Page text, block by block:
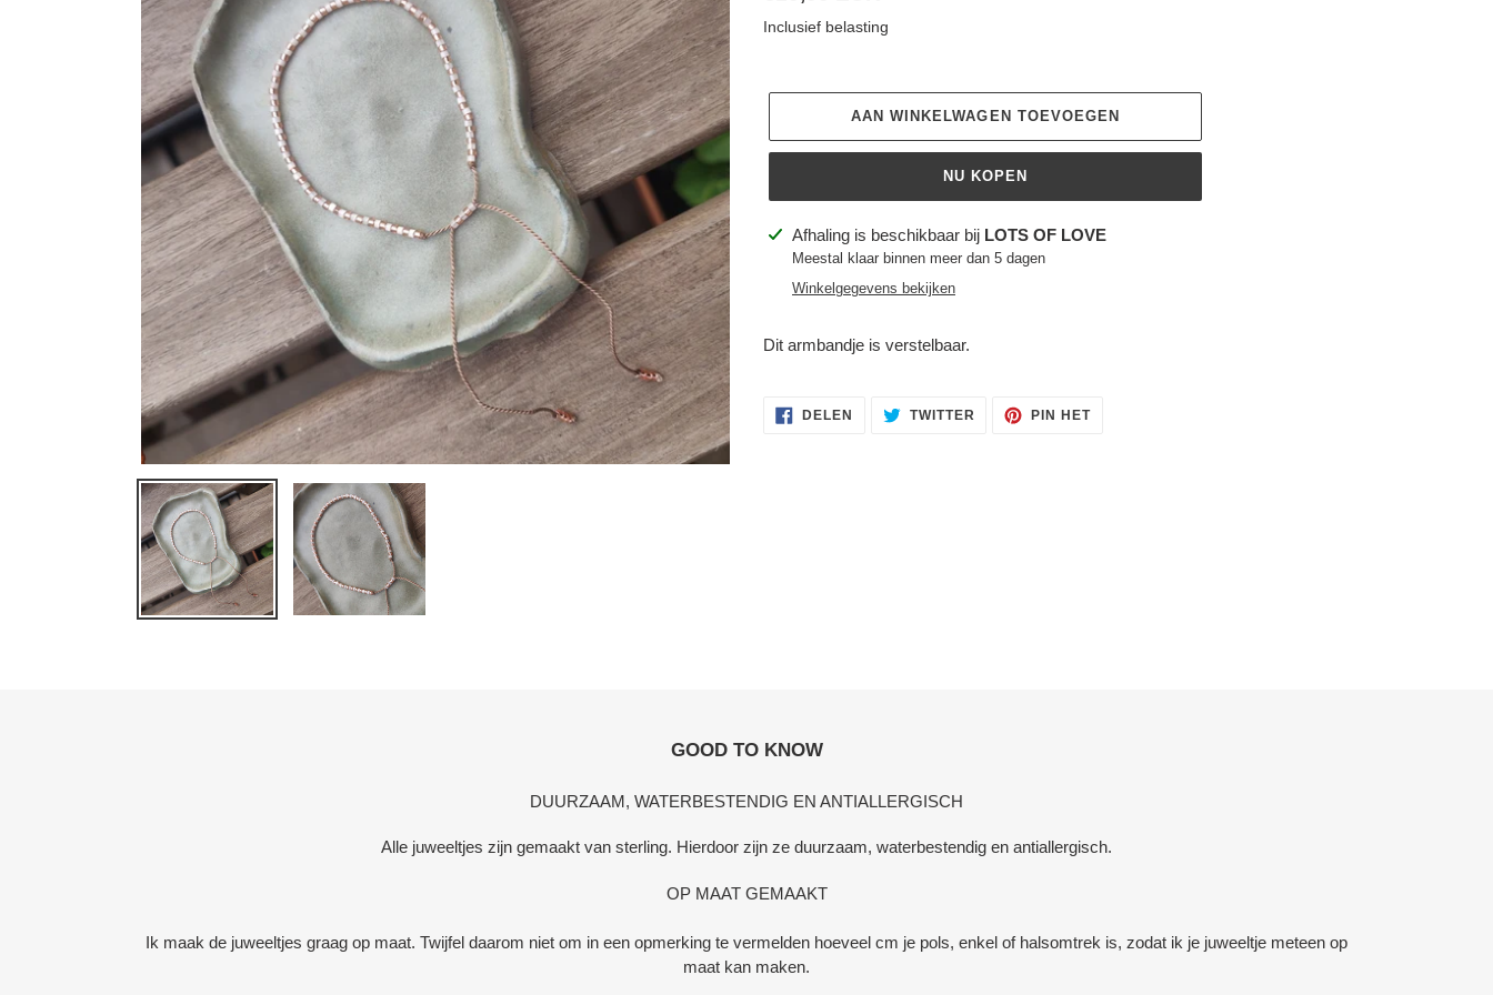
prijs
Inclusief belasting
AAN WINKELWAGEN TOEVOEGEN
NU KOPEN
Product
toegevoegen
Afhaling is beschikbaar bij LOTS OF LOVE
Meestal klaar binnen meer dan 5 dagen
Winkelgegevens bekijken
Dit armbandje is verstelbaar.
DELEN
DELEN TWITTER TWITTERENPIN HETPINNEN
GOOD TO KNOW
DUURZAAM, WATERBESTENDIG EN ANTIALLERGISCH
Alle juweeltjes zijn gemaakt van sterling. Hierdoor zijn ze duurzaam, waterbestendig en antiallergisch.
OP MAAT GEMAAKT
Ik maak de juweeltjes graag op maat. Twijfel daarom niet om in een opmerking te vermelden hoeveel cm je pols, enkel of halsomtrek is, zodat ik je juweeltje meteen op
maat kan maken.